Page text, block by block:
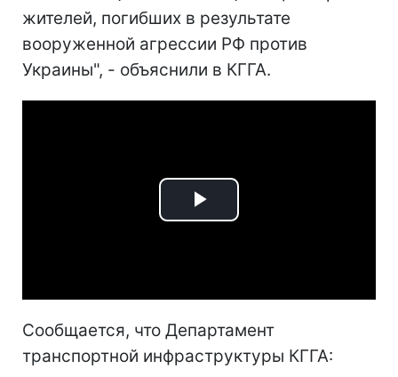
жителей, погибших в результате
вооруженной агрессии РФ против
Украины", - объяснили в КГГА.
Play
Сообщается, что Департамент
транспортной инфраструктуры КГГА: